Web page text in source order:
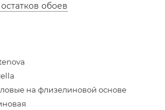
обоев
на флизелиновой основе